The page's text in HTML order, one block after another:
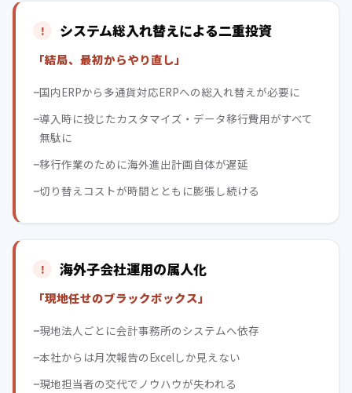
システム総入れ替えによる二重投資
「結局、最初からやり直し」
国内ERPから多通貨対応ERPへの総入れ替えが必要に
導入時に投じたカスタマイズ・データ移行費用がすべて
無駄に
移行作業のために海外進出計画自体が遅延
切り替えコストが時間とともに膨張し続ける
海外子会社運用の属人化
「現地任せのブラックボックス」
現地法人ごとに会計事務所のシステムへ依存
本社からは月次報告のExcelしか見えない
現地担当者の交代でノウハウが失われる